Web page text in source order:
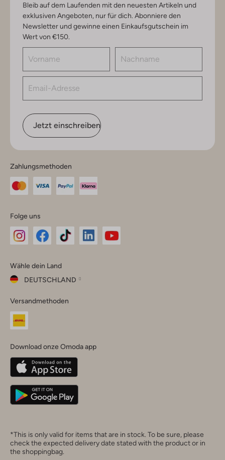
Bleib auf dem Laufenden mit den neuesten Artikeln und
exklusiven Angeboten, nur für dich. Abonniere den
Newsletter und gewinne einen Einkaufsgutschein im
Wert von €150.
Jetzt einschreiben
Zahlungsmethoden
Folge uns
Instagram
Facebook
TikTok
Wähle dein Land
DEUTSCHLAND
dein
Land
Belgique(Français)
Deutschland
Versandmethoden
Download onze Omoda app
*This is only valid for items that are in stock. To be sure, please
check the expected delivery date stated with the product or in
the shoppingbag.